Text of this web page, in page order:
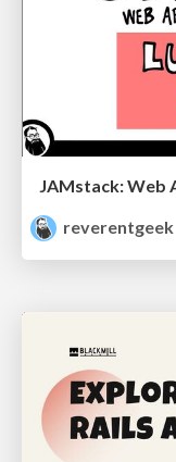
reverentgeek